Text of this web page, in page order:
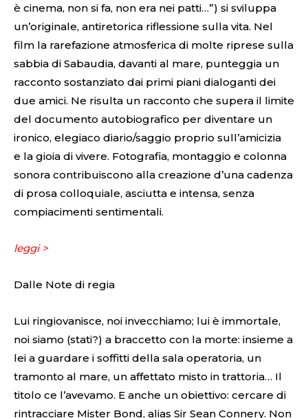
è cinema, non si fa, non era nei patti…”) si sviluppa
un’originale, antiretorica riflessione sulla vita. Nel
film la rarefazione atmosferica di molte riprese sulla
sabbia di Sabaudia, davanti al mare, punteggia un
racconto sostanziato dai primi piani dialoganti dei
due amici. Ne risulta un racconto che supera il limite
del documento autobiografico per diventare un
ironico, elegiaco diario/saggio proprio sull’amicizia
e la gioia di vivere. Fotografia, montaggio e colonna
sonora contribuiscono alla creazione d’una cadenza
di prosa colloquiale, asciutta e intensa, senza
compiacimenti sentimentali.
leggi >
Dalle Note di regia
Lui ringiovanisce, noi invecchiamo; lui è immortale,
noi siamo (stati?) a braccetto con la morte: insieme a
lei a guardare i soffitti della sala operatoria, un
tramonto al mare, un affettato misto in trattoria… Il
titolo ce l’avevamo. E anche un obiettivo: cercare di
rintracciare Mister Bond, alias Sir Sean Connery. Non